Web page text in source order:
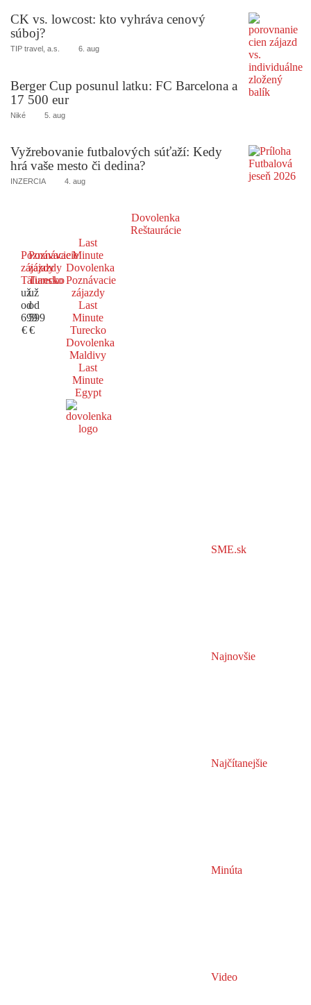
CK vs. lowcost: kto vyhráva cenový
súboj?
TIP travel, a.s. 6. aug
Berger Cup posunul latku: FC Barcelona a
17 500 eur
Niké 5. aug
Vyžrebovanie futbalových súťaží: Kedy
hrá vaše mesto či dedina?
INZERCIA 4. aug
Dovolenka
Reštaurácie
Poznávacie
zájazdy
Taliansko
už
od
699
€
Poznávacie
zájazdy
Turecko
už
od
599
€
Last
Minute
Dovolenka
Poznávacie
zájazdy
Last
Minute
Turecko
Dovolenka
Maldivy
Last
Minute
Egypt
SME.sk
Najnovšie
Najčítanejšie
Minúta
Video